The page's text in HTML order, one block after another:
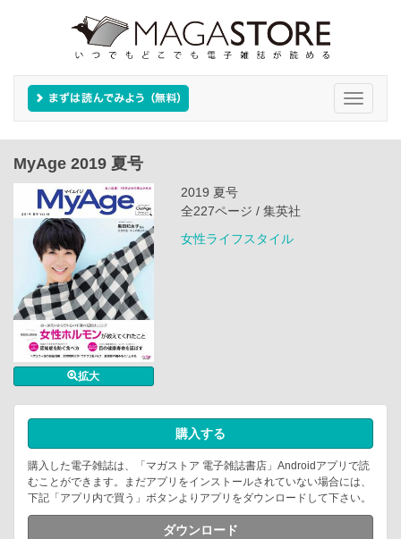
Toggle
MyAge 2019 夏号
拡大
2019 夏号
全227ページ / 集英社
女性ライフスタイル
購入する
購入した電子雑誌は、「マガストア 電子雑誌書店」Androidアプリで読
むことができます。まだアプリをインストールされていない場合には、
下記「アプリ内で買う」ボタンよりアプリをダウンロードして下さい。
ダウンロード